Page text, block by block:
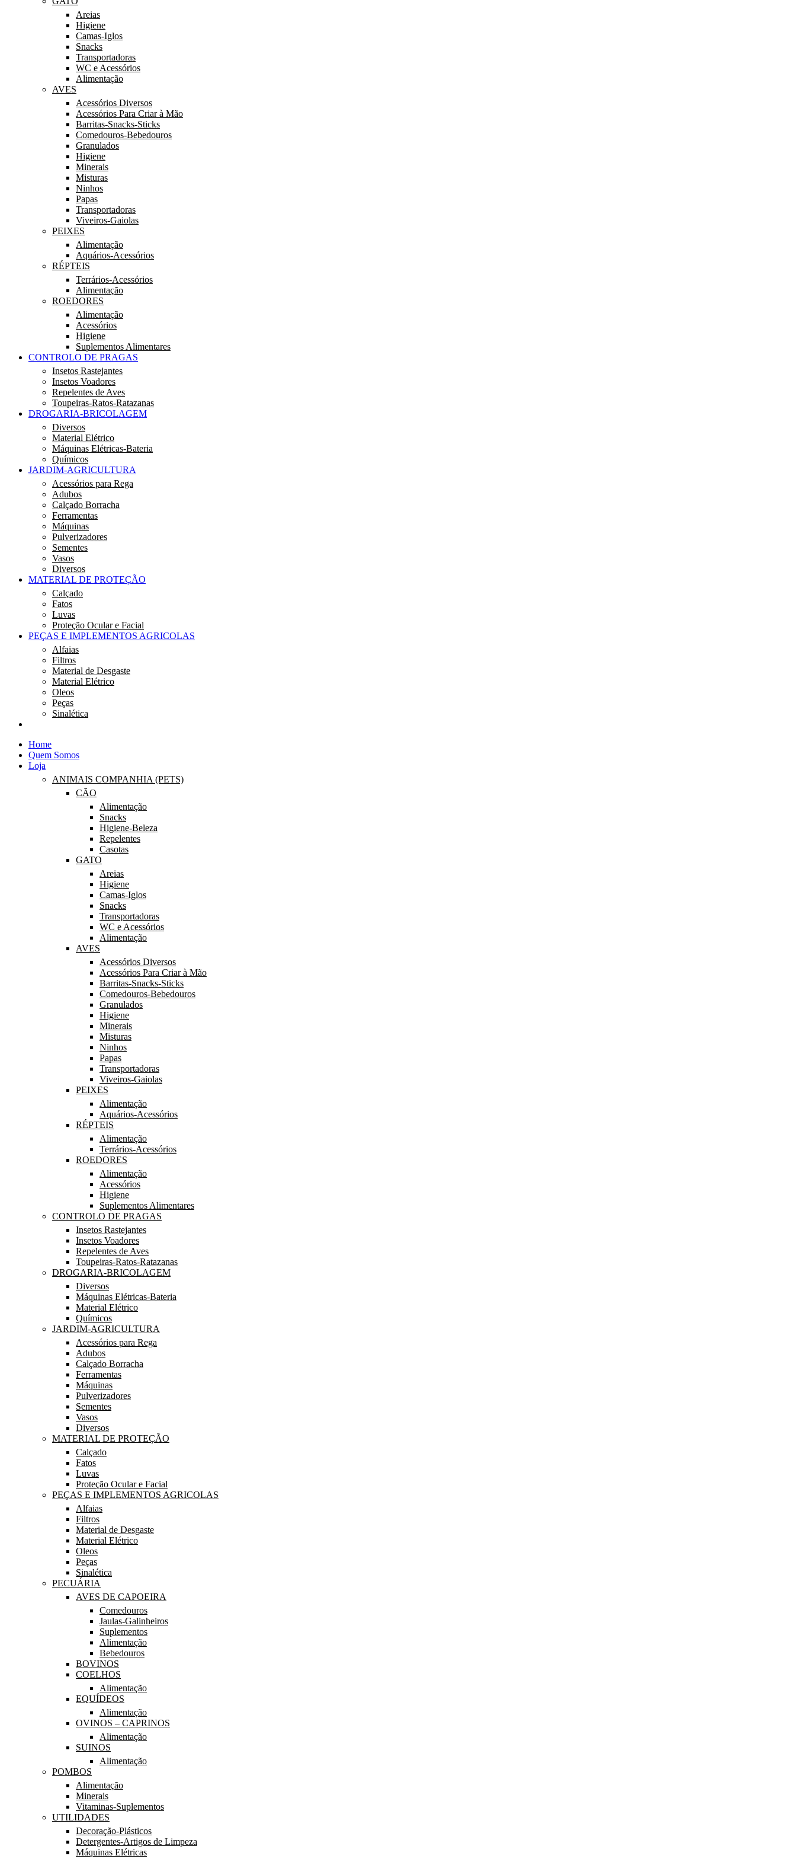
Areias
Higiene
Camas-Iglos
Snacks
Transportadoras
WC e Acessórios
Alimentação
AVES
Acessórios Diversos
Acessórios Para Criar à Mão
Barritas-Snacks-Sticks
Comedouros-Bebedouros
Granulados
Higiene
Minerais
Misturas
Ninhos
Papas
Transportadoras
Viveiros-Gaiolas
PEIXES
Alimentação
Aquários-Acessórios
RÉPTEIS
Terrários-Acessórios
Alimentação
ROEDORES
Alimentação
Acessórios
Higiene
Suplementos Alimentares
CONTROLO DE PRAGAS
Insetos Rastejantes
Insetos Voadores
Repelentes de Aves
Toupeiras-Ratos-Ratazanas
DROGARIA-BRICOLAGEM
Diversos
Material Elétrico
Máquinas Elétricas-Bateria
Químicos
JARDIM-AGRICULTURA
Acessórios para Rega
Adubos
Calçado Borracha
Ferramentas
Máquinas
Pulverizadores
Sementes
Vasos
Diversos
MATERIAL DE PROTEÇÃO
Calçado
Fatos
Luvas
Proteção Ocular e Facial
PEÇAS E IMPLEMENTOS AGRICOLAS
Alfaias
Filtros
Material de Desgaste
Material Elétrico
Oleos
Peças
Sinalética
Home
Quem Somos
Loja
ANIMAIS COMPANHIA (PETS)
CÃO
Alimentação
Snacks
Higiene-Beleza
Repelentes
Casotas
GATO
Areias
Higiene
Camas-Iglos
Snacks
Transportadoras
WC e Acessórios
Alimentação
AVES
Acessórios Diversos
Acessórios Para Criar à Mão
Barritas-Snacks-Sticks
Comedouros-Bebedouros
Granulados
Higiene
Minerais
Misturas
Ninhos
Papas
Transportadoras
Viveiros-Gaiolas
PEIXES
Alimentação
Aquários-Acessórios
RÉPTEIS
Alimentação
Terrários-Acessórios
ROEDORES
Alimentação
Acessórios
Higiene
Suplementos Alimentares
CONTROLO DE PRAGAS
Insetos Rastejantes
Insetos Voadores
Repelentes de Aves
Toupeiras-Ratos-Ratazanas
DROGARIA-BRICOLAGEM
Diversos
Máquinas Elétricas-Bateria
Material Elétrico
Químicos
JARDIM-AGRICULTURA
Acessórios para Rega
Adubos
Calçado Borracha
Ferramentas
Máquinas
Pulverizadores
Sementes
Vasos
Diversos
MATERIAL DE PROTEÇÃO
Calçado
Fatos
Luvas
Proteção Ocular e Facial
PEÇAS E IMPLEMENTOS AGRICOLAS
Alfaias
Filtros
Material de Desgaste
Material Elétrico
Oleos
Peças
Sinalética
PECUÁRIA
AVES DE CAPOEIRA
Comedouros
Jaulas-Galinheiros
Suplementos
Alimentação
Bebedouros
BOVINOS
COELHOS
Alimentação
EQUÍDEOS
Alimentação
OVINOS – CAPRINOS
Alimentação
SUINOS
Alimentação
POMBOS
Alimentação
Minerais
Vitaminas-Suplementos
UTILIDADES
Decoração-Plásticos
Detergentes-Artigos de Limpeza
Máquinas Elétricas